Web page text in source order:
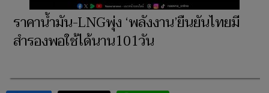
ราคาน้ำมัน-LNGพุ่ง ‘พลังงาน’ยืนยันไทยมี
สำรองพอใช้ได้นาน101วัน